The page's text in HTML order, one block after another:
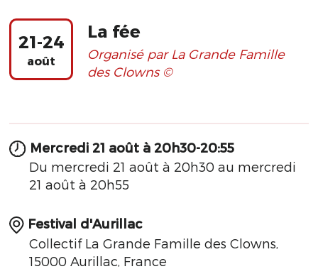
La fée
Organisé par La Grande Famille
des Clowns ©
21-24
août
Mercredi 21 août à 20h30-20:55
Du mercredi 21 août à 20h30 au mercredi
21 août à 20h55
Festival d'Aurillac
Collectif La Grande Famille des Clowns,
15000 Aurillac, France